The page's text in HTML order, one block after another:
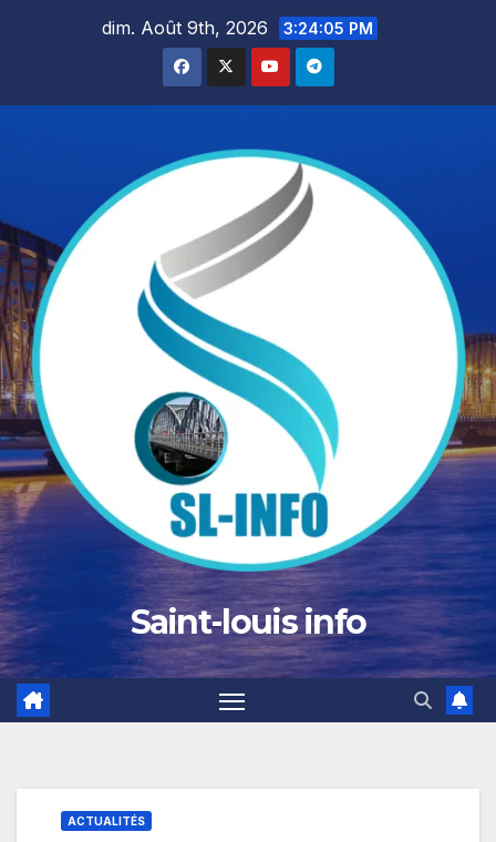
dim. Août 9th, 2026 3:24:06 PM
Saint-louis info
ACTUALITÉS